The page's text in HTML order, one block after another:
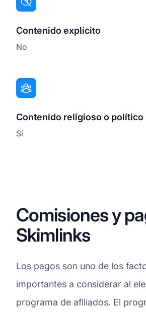
Contenido explícito
No
Contenido religioso o político
Sí
Comisiones y
Skimlinks
Los pagos son uno de los
importantes a considerar al
programa de afiliados. El